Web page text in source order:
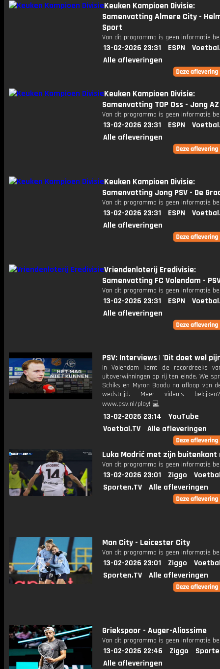
Keuken Kampioen Divisie:
Samenvatting Almere City -
Sport
Van dit programma is geen informatie
13-02-2026 23:31 ESPN
Alle afleveringen
Keuken Kampioen Divisie:
Samenvatting TOP Oss - Jong AZ
Van dit programma is geen informatie
13-02-2026 23:31 ESPN
Alle afleveringen
Keuken Kampioen Divisie:
Samenvatting Jong PSV - De
Van dit programma is geen informatie
13-02-2026 23:31 ESPN
Alle afleveringen
Vriendenloterij Eredivisie:
Samenvatting FC Volendam -
Van dit programma is geen informatie
13-02-2026 23:31 ESPN
Alle afleveringen
PSV: Interviews | 'Dit doet wel
In Volendam komt de recordreeks
uitoverwinningen op rij ten einde. We
Schiks en Myron Boadu na afloop van
wedstrijd. Meer video's
www.psv.nl/play! 💻
13-02-2026 23:14
YouTube
Voetbal.TV
Alle afleveringen
Luka Modrić met zijn
Van dit programma is geen informatie
13-02-2026 23:01 Ziggo
Sporten.TV
Alle afleveringen
Man City - Leicester City
Van dit programma is geen informatie
13-02-2026 23:01 Ziggo
Sporten.TV
Alle afleveringen
Griekspoor - Auger-Aliassime
Van dit programma is geen informatie
13-02-2026 22:46 Ziggo
Alle afleveringen